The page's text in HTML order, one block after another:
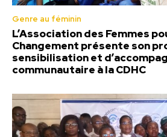
Genre au féminin
L’Association des Femmes
Changement présente son
sensibilisation et
communautaire à la CDHC